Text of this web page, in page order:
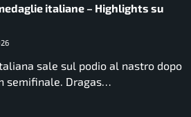
italiane – Highlights su
sale sul podio al nastro dopo
Dragas…